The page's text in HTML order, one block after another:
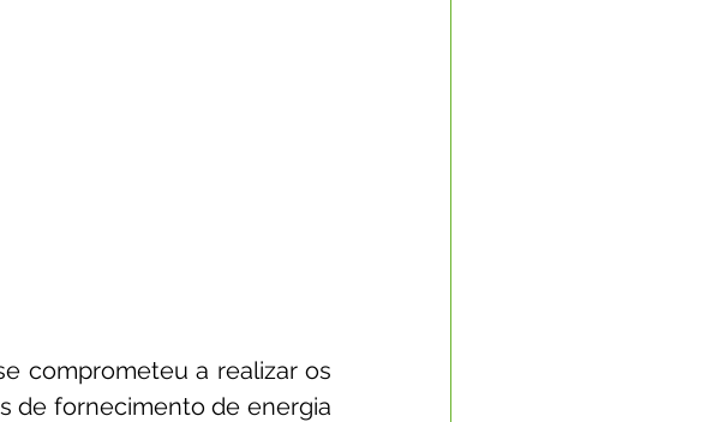
comprometeu a realizar os
de fornecimento de energia